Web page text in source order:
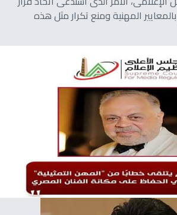
المهنية ومنع تكرار مثل هذه